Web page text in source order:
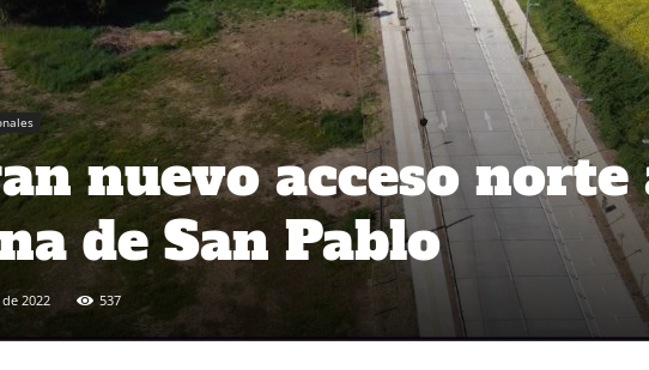
nuevo acceso norte
de San Pablo
2022 537